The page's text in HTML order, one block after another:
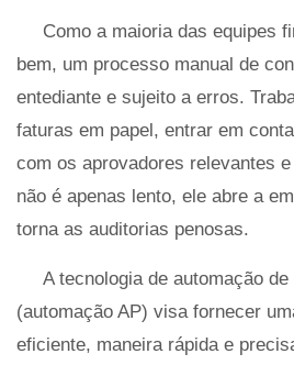
Como a maioria das equipes
bem, um processo manual de
entediante e sujeito a erros.
faturas em papel, entrar em
com os aprovadores relevantes
não é apenas lento, ele abre a
torna as auditorias penosas.
A tecnologia de automação
(automação AP) visa fornecer
eficiente, maneira rápida e